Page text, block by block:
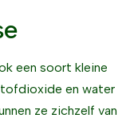
een soort kleine
en water
ze zichzelf van